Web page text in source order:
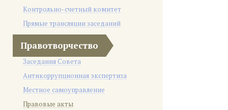
Контрольно-счетный комитет
Прямые трансляции заседаний
Правотворчество
Заседания Совета
Антикоррупционная экспертиза
Местное самоуправление
Правовые акты